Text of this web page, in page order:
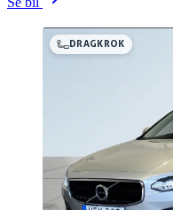
DRAGKROK